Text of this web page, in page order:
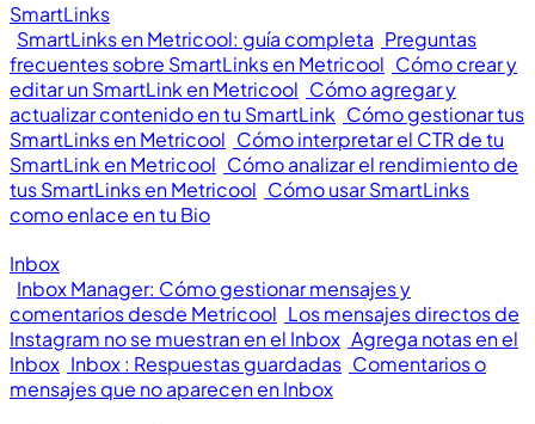
SmartLinks
SmartLinks en Metricool: guía completa Preguntas
frecuentes sobre SmartLinks en Metricool Cómo crear y
editar un SmartLink en Metricool Cómo agregar y
actualizar contenido en tu SmartLink Cómo gestionar tus
SmartLinks en Metricool Cómo interpretar el CTR de tu
SmartLink en Metricool Cómo analizar el rendimiento de
tus SmartLinks en Metricool Cómo usar SmartLinks
como enlace en tu Bio
Inbox
Inbox Manager: Cómo gestionar mensajes y
comentarios desde Metricool Los mensajes directos de
Instagram no se muestran en el Inbox Agrega notas en el
Inbox Inbox : Respuestas guardadas Comentarios o
mensajes que no aparecen en Inbox